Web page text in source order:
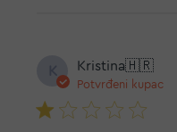
Kristina🇭🇷
Potvrđeni kupac